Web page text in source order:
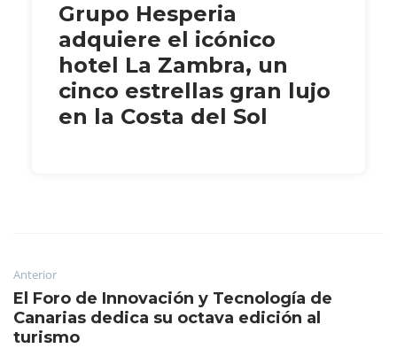
Grupo Hesperia
adquiere el icónico
hotel La Zambra, un
cinco estrellas gran lujo
en la Costa del Sol
Anterior
El Foro de Innovación y Tecnología de
Canarias dedica su octava edición al
turismo